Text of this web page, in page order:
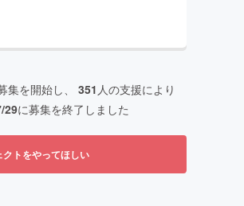
集を開始し、 351 人の支援により
29に募集を終了しました
クトをやってほしい